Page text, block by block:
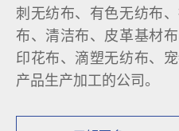
刺无纺布、有色无纺布
布、清洁布、皮革基材
印花布、滴塑无纺布、
产品生产加工的公司。